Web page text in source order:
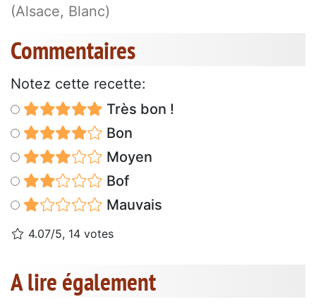
(Alsace, Blanc)
Commentaires
Notez cette recette:
Très bon !
Bon
Moyen
Bof
Mauvais
4.07/5, 14 votes
A lire également